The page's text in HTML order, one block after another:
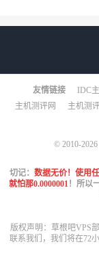
友情链接 IDC
主机测评网
主机测
© 2010-2026
切记： 数据无价！使用
就怕那0.0000001！所以
版权声明：草根吧VPS
联系我们，我们将在72